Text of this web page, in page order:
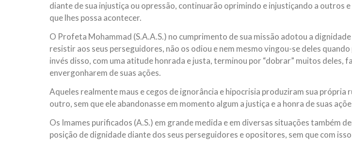
diante de sua injustiça ou opressão, continuarão oprimindo e injustiçando a outros e
que lhes possa acontecer.
O Profeta Mohammad (S.A.A.S.) no cumprimento de sua missão adotou a
resistir aos seus perseguidores, não os odiou e nem mesmo vingou-se deles
invés disso, com uma atitude honrada e justa, terminou por “dobrar” muitos deles,
envergonharem de suas ações.
Aqueles realmente maus e cegos de ignorância e hipocrisia produziram sua própria
outro, sem que ele abandonasse em momento algum a justiça e a honra de suas
Os Imames purificados (A.S.) em grande medida e em diversas situações também
posição de dignidade diante dos seus perseguidores e opositores, sem que com